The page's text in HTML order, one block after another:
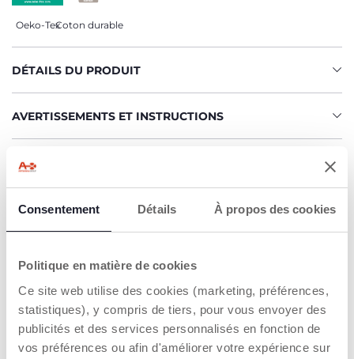
Consentement Détails À propos des cookies
Politique en matière de cookies
Ce site web utilise des cookies (marketing, préférences,
statistiques), y compris de tiers, pour vous envoyer des
publicités et des services personnalisés en fonction de
vos préférences ou afin d'améliorer votre expérience sur
Oeko-TexCoton durable
DÉTAILS DU PRODUIT
AVERTISSEMENTS ET INSTRUCTIONS
CHICCO S'ENGAGE
Notre coton est… Durable !
Coton cultivé selon un programme dont l'objectif est de
social.
Toute la chaîne d'approvisionnement et de production fait
l'objet d'une traçabilité et des mêmes mesures de
durabilité.